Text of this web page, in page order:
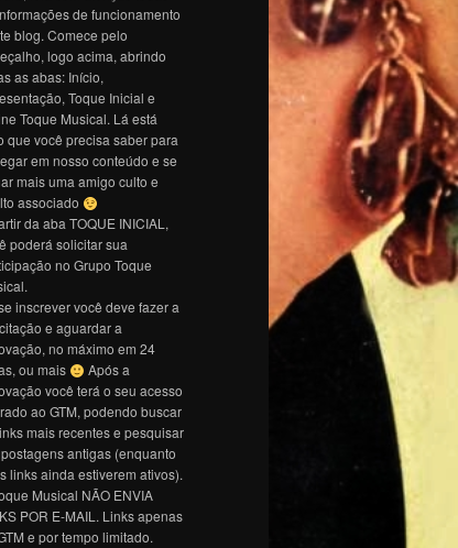
de funcionamento
blog. Comece pelo
logo acima, abrindo
as abas: Início,
Toque Inicial e
Toque Musical. Lá está
que você precisa saber para
em nosso conteúdo e se
mais uma amigo culto e
associado
da aba TOQUE INICIAL,
poderá solicitar sua
no Grupo Toque
inscrever você deve fazer a
e aguardar a
no máximo em 24
ou mais
Após a
você terá o seu acesso
ao GTM, podendo buscar
mais recentes e pesquisar
antigas (enquanto
links ainda estiverem ativos).
Musical NÃO ENVIA
POR E-MAIL. Links apenas
e por tempo limitado.